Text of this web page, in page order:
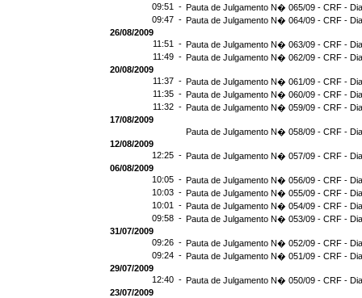
09:51 - Pauta de Julgamento N� 065/09 - CRF -
09:47 - Pauta de Julgamento N� 064/09 - CRF -
26/08/2009
11:51 - Pauta de Julgamento N� 063/09 - CRF -
11:49 - Pauta de Julgamento N� 062/09 - CRF -
20/08/2009
11:37 - Pauta de Julgamento N� 061/09 - CRF -
11:35 - Pauta de Julgamento N� 060/09 - CRF -
11:32 - Pauta de Julgamento N� 059/09 - CRF -
17/08/2009
Pauta de Julgamento N� 058/09 - CRF -
12/08/2009
12:25 - Pauta de Julgamento N� 057/09 - CRF -
06/08/2009
10:05 - Pauta de Julgamento N� 056/09 - CRF -
10:03 - Pauta de Julgamento N� 055/09 - CRF -
10:01 - Pauta de Julgamento N� 054/09 - CRF -
09:58 - Pauta de Julgamento N� 053/09 - CRF -
31/07/2009
09:26 - Pauta de Julgamento N� 052/09 - CRF -
09:24 - Pauta de Julgamento N� 051/09 - CRF -
29/07/2009
12:40 - Pauta de Julgamento N� 050/09 - CRF -
23/07/2009